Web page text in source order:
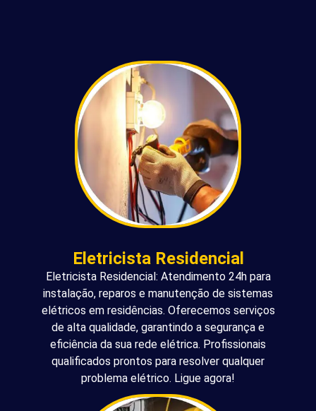
Eletricista Residencial
Eletricista Residencial: Atendimento 24h para
instalação, reparos e manutenção de sistemas
elétricos em residências. Oferecemos serviços
de alta qualidade, garantindo a segurança e
eficiência da sua rede elétrica. Profissionais
qualificados prontos para resolver qualquer
problema elétrico. Ligue agora!